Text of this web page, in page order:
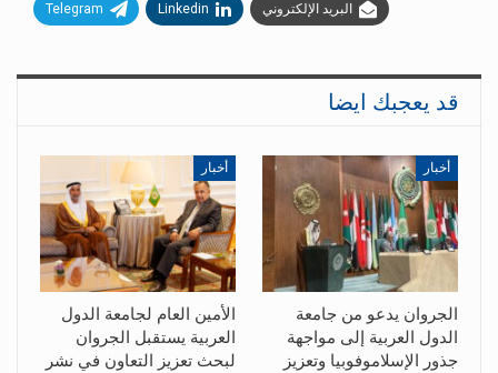
البريد الإلكتروني Linkedin
Telegram
قد يعجبك ايضا
أخبار
الجروان يدعو من جامعة
الدول العربية إلى مواجهة
جذور الإسلاموفوبيا وتعزيز
أخبار
الأمين العام لجامعة الدول
العربية يستقبل الجروان
لبحث تعزيز التعاون في نشر